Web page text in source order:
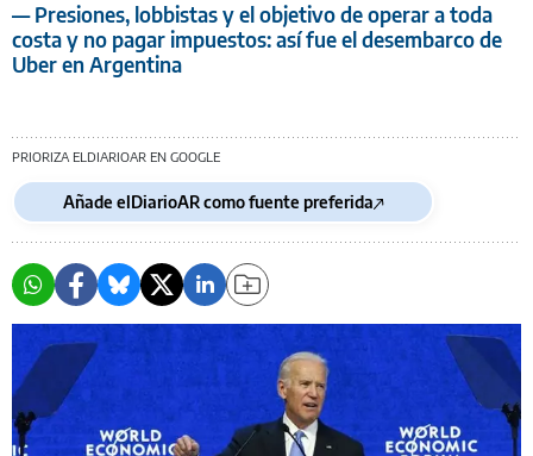
— Presiones, lobbistas y el objetivo de operar a toda
costa y no pagar impuestos: así fue el desembarco de
Uber en Argentina
PRIORIZA ELDIARIOAR EN GOOGLE
Añade elDiarioAR como fuente preferida